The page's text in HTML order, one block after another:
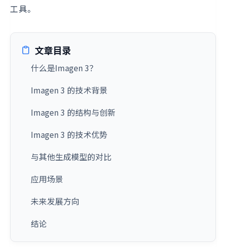
工具。
文章目录
什么是Imagen 3？
Imagen 3 的技术背景
Imagen 3 的结构与创新
Imagen 3 的技术优势
与其他生成模型的对比
应用场景
未来发展方向
结论